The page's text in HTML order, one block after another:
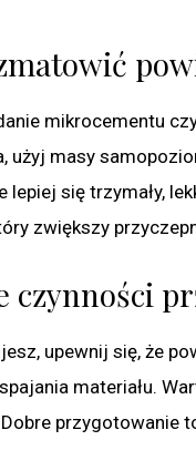
mikrocementu
użyj masy
lepiej się trzymały,
zwiększy
czynności
upewnij się, że
materiału.
przygotowanie